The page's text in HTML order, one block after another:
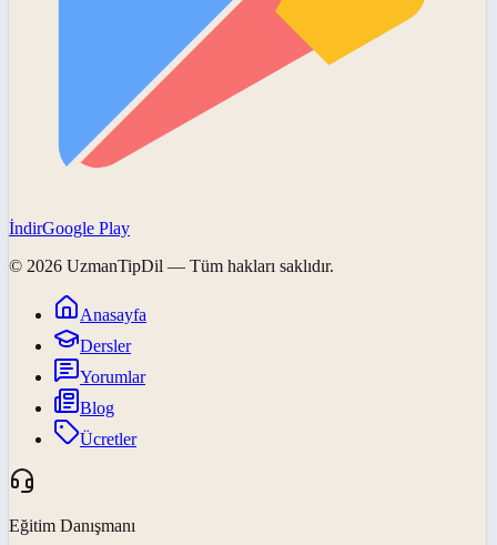
İndirGoogle Play
© 2026 UzmanTipDil — Tüm hakları saklıdır.
Anasayfa
Dersler
Yorumlar
Blog
Ücretler
Eğitim Danışmanı